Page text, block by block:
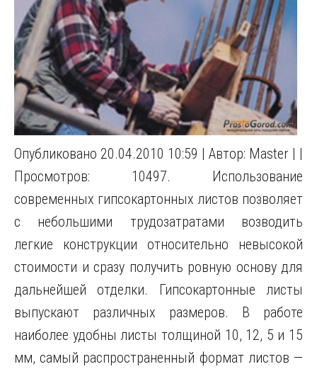
Опубликовано 20.04.2010 10:59 | Автор: Master | |
Просмотров: 10497. Использование
современных гипсокартонных листов позволяет
с небольшими трудозатратами возводить
легкие конструкции относительно невысокой
стоимости и сразу получить ровную основу для
дальнейшей отделки. Гипсокартонные листы
выпускают различных размеров. В работе
наиболее удобны листы толщиной 10, 12, 5 и 15
мм, самый распространенный формат листов —